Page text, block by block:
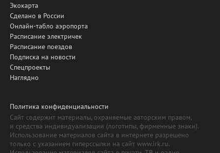
Экокарта
Сделано в России
Онлайн-табло аэропорта
Расписание электричек
Расписание поездов
Подписка на новости
Спецпроекты
Наглядно
Политика конфиденциальности
Сайт содержит материалы, охраняемые авторским правом,
и средства индивидуализации (логотипы, фирменные знаки).
Использование материалов сайта в интернете разрешено
только с указанием гиперссылки на сайт www.irk.ru.